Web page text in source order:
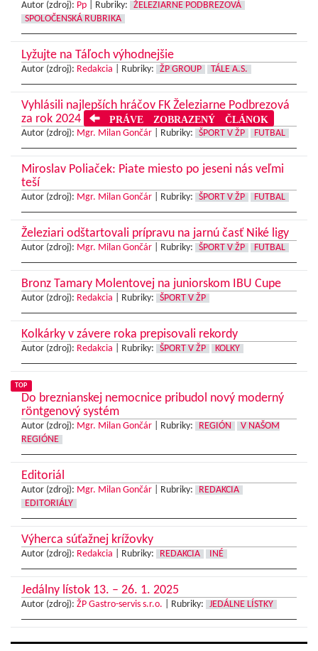
Autor (zdroj): Pp Rubriky:
ŽELEZIARNE PODBREZOVÁ
SPOLOČENSKÁ RUBRIKA
Lyžujte na Táľoch výhodnejšie
Autor (zdroj): Redakcia Rubriky: ŽP GROUP TÁLE A.S.
Vyhlásili najlepších hráčov FK Železiarne Podbrezová
za rok 2024
PRÁVE ZOBRAZENÝ ČLÁNOK
Autor (zdroj): Mgr. Milan Gončár Rubriky: ŠPORT V ŽP FUTBAL
Miroslav Poliaček: Piate miesto po jeseni nás veľmi
teší
Autor (zdroj): Mgr. Milan Gončár Rubriky: ŠPORT V ŽP FUTBAL
Železiari odštartovali prípravu na jarnú časť Niké ligy
Autor (zdroj): Mgr. Milan Gončár Rubriky: ŠPORT V ŽP FUTBAL
Bronz Tamary Molentovej na juniorskom IBU Cupe
Autor (zdroj): Redakcia Rubriky: ŠPORT V ŽP
Kolkárky v závere roka prepisovali rekordy
Autor (zdroj): Redakcia Rubriky: ŠPORT V ŽP KOLKY
TOP
Do breznianskej nemocnice pribudol nový moderný
röntgenový systém
Autor (zdroj): Mgr. Milan Gončár Rubriky: REGIÓN
V NAŠOM
REGIÓNE
Editoriál
Autor (zdroj): Mgr. Milan Gončár Rubriky:
REDAKCIA
EDITORIÁLY
Výherca súťažnej krížovky
Autor (zdroj): Redakcia Rubriky: REDAKCIA INÉ
Jedálny lístok 13. – 26. 1. 2025
Autor (zdroj): ŽP Gastro-servis s.r.o. Rubriky: JEDÁLNE LÍSTKY